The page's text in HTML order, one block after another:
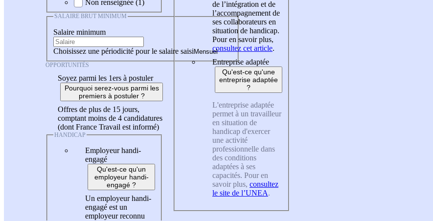
Non renseignée (1)
SALAIRE BRUT MINIMUM
Salaire minimum
Choisissez une périodicité pour le salaire saisi
OPPORTUNITÉS
Soyez parmi les 1ers à postuler
Pourquoi serez-vous parmi les
premiers à postuler ?
Offres de plus de 15 jours,
comptant moins de 4 candidatures
(dont France Travail est informé)
HANDICAP
Employeur handi-
engagé
Qu'est-ce qu'un
employeur handi-
engagé ?
Un employeur handi-
engagé est un
employeur reconnu
de l’intégration et de
l’accompagnement de
ses collaborateurs en
situation de handicap.
Pour en savoir plus,
consultez cet article.
Entreprise adaptée
Qu'est-ce qu'une
entreprise adaptée
?
L'entreprise adaptée
permet à un travailleur
en situation de
handicap d'exercer
une activité
professionnelle dans
des conditions
adaptées à ses
capacités. Pour en
savoir plus, consultez
le site de l’UNEA.